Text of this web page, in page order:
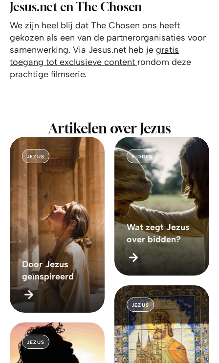
Jesus.net en The Chosen
We zijn heel blij dat The Chosen ons heeft
gekozen als een van de partnerorganisaties voor
samenwerking. Via Jesus.net heb je gratis
toegang tot exclusieve content rondom deze
prachtige filmserie.
Artikelen over Jezus
JEZUS
Door Jezus
geïnspireerd
BIDDEN
Wat zegt Jezus
over bidden?
JEZUS
JEZUS